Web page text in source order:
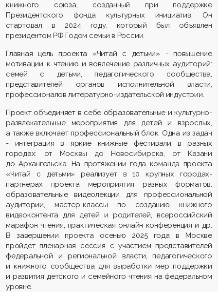
книжного союза, созданный при поддержке
Президентского фонда культурных инициатив. Он
стартовал в 2024 году, который был объявлен
президентом РФ Годом семьи в России.
Главная цель проекта «Читай с детьми» - повышение
мотивации к чтению и вовлечение различных аудиторий:
семей с детьми, педагогического сообщества,
представителей органов исполнительной власти,
профессионалов литературно-издательской индустрии.
Проект объединяет в себе образовательные и культурно-
развлекательные мероприятия для детей и взрослых,
а также включает профессиональный блок. Одна из задач
- интеграция в яркие книжные фестивали в разных
городах: от Москвы до Новосибирска, от Казани
до Архангельска. На протяжении года команда проекта
«Читай с детьми» реализует в 10 крупных городах-
партнерах проекта мероприятия разных форматов:
образовательные видеолекции для профессиональной
аудитории, мастер-классы по созданию книжного
видеоконтента для детей и родителей, всероссийский
марафон чтения, практическая онлайн конференция и др.
В завершении проекта осенью 2025 года в Москве
пройдет пленарная сессия с участием представителей
федеральной и региональной власти, педагогического
и книжного сообщества для выработки мер поддержки
и развития детского и семейного чтения на федеральном
уровне.